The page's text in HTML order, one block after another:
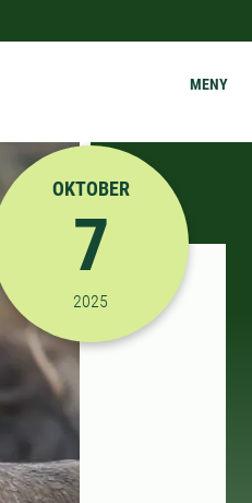
MENY
2025-10-07 08:15:00
OKTOBER
7
2025